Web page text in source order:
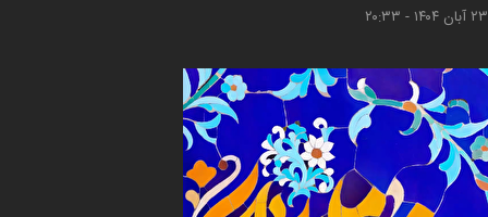
۲۳ آبان ۱۴۰۴ - ۲۰:۳۳